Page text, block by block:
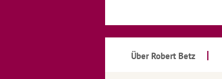
Über Robert Betz